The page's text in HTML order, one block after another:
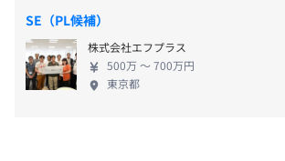
・通勤手当
・扶養手当
・リモートワーク手当
・ほか各種手当あり
SE（PL候補）
株式会社エフプラス
500万 〜 700万円
東京都